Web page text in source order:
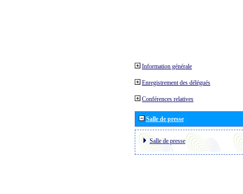
Information générale
Enregistrement des délégués
Conférences relatives
Salle de presse
Salle de presse